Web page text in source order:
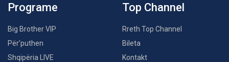
Programe
Big Brother VIP
Për’puthen
Shqipëria LIVE
Top Channel
Rreth Top Channel
Bileta
Kontakt